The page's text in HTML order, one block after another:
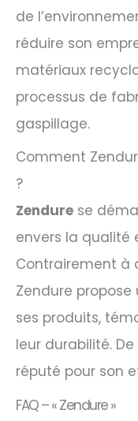
de
réduire son
matériaux
processus de
gaspillage.
Comment
?
Zendure se
envers la qualité
Contrairement à
Zendure
ses produits,
leur durabilité.
réputé pour son
FAQ – « Zendure »